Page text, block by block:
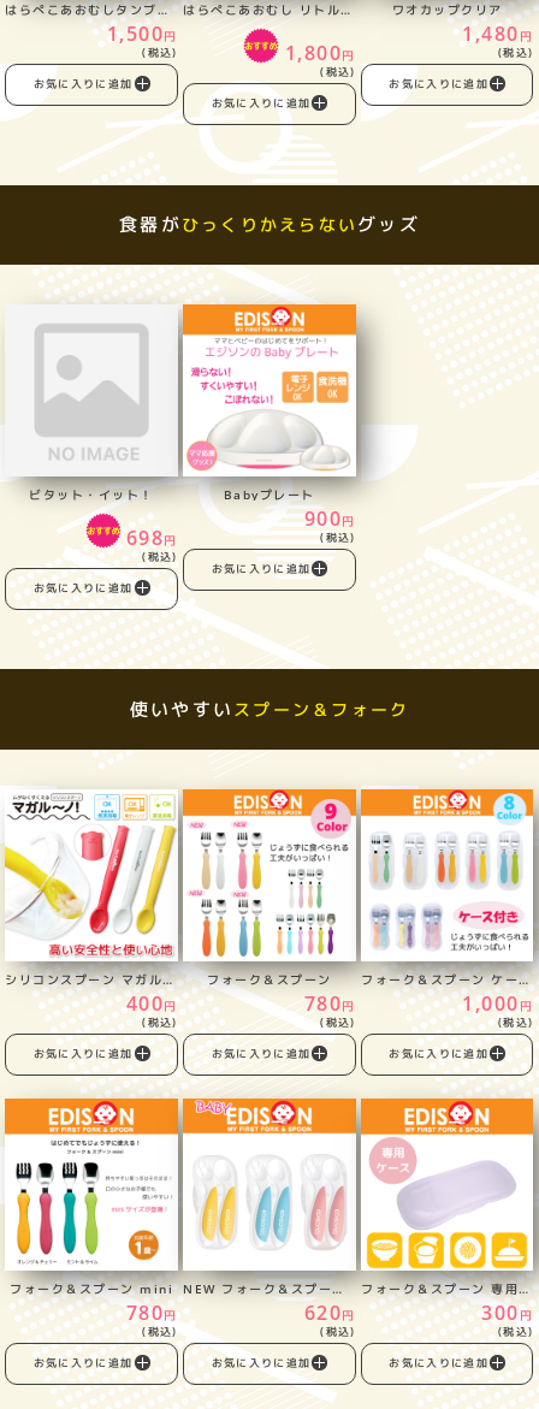
はらぺこあおむしタンブラー+ビタットマグ
1,500円
(税込)
お気に入りに追加
はらぺこあおむし リトルタンブラー
1,800円
(税込)
お気に入りに追加
ワオカップクリア
1,480 円
(税込)
お気に入りに追加
食器がひっくりかえらない グッズ
ビタット・イット！
698円
(税込)
お気に入りに追加
Babyプレート
900円
(税込)
お気に入りに追加
使いやすい スプーン＆フォーク
シリコンスプーン マガルーノ
400円
(税込)
お気に入りに追加
フォーク＆スプーン
780円
(税込)
お気に入りに追加
フォーク＆スプーン ケース付
1,000円
(税込)
お気に入りに追加
フォーク＆スプーン mini
780円
(税込)
お気に入りに追加
NEW フォーク＆スプーン Baby ケース付
620円
(税込)
お気に入りに追加
フォーク＆スプーン 専用ケース
300円
(税込)
お気に入りに追加